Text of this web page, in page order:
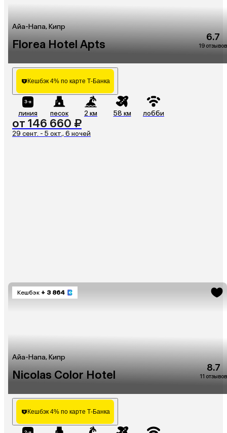
Айа-Напа, Кипр
Florea Hotel Apts
6.7
19 отзывов
Кешбэк 4% по карте Т-Банка
линия песок 2 км 58 км лобби
от 146 660 ₽
29 сент. - 5 окт., 6 ночей
Кешбэк + 3 864
Айа-Напа, Кипр
Nicolas Color Hotel
8.7
11 отзывов
Кешбэк 4% по карте Т-Банка